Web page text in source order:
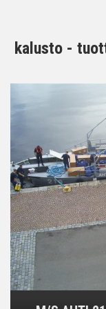
kalusto -